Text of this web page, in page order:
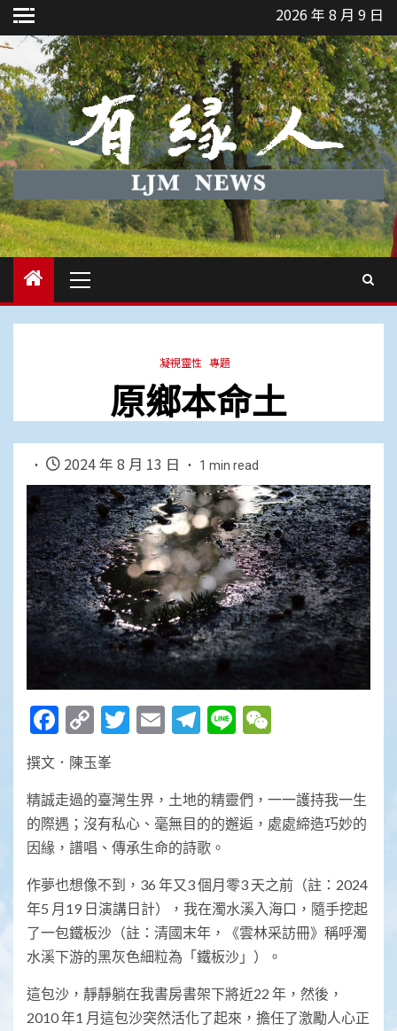
Skip
to
content
2026 年 8 月 9 日
Menu
凝視靈性 專題
原鄉本命土
2024 年 8 月 13 日 1 min read
Facebook
Copy
Link
Twitter
EmailTelegram
Line
撰文．陳玉峯
精誠走過的臺灣生界，土地的精靈們，一一護持我一生
的際遇；沒有私心、毫無目的的邂逅，處處締造巧妙的
因緣，譜唱、傳承生命的詩歌。
作夢也想像不到，36 年又3 個月零3 天之前（註：2024
年5 月19 日演講日計），我在濁水溪入海口，隨手挖起
了一包鐵板沙（註：清國末年，《雲林采訪冊》稱呼濁
水溪下游的黑灰色細粒為「鐵板沙」）。
這包沙，靜靜躺在我書房書架下將近22 年，然後，
2010 年1 月這包沙突然活化了起來，擔任了激勵人心正